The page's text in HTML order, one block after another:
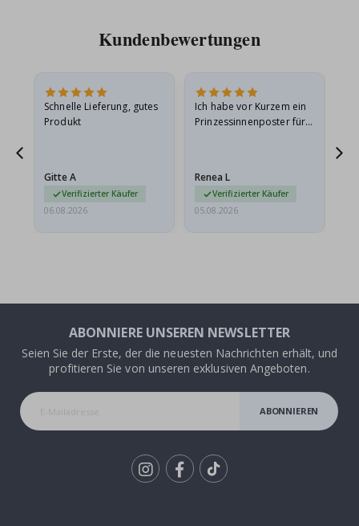
Kundenbewertungen
Schnelle Lieferung, gutes
Produkt
Gitte A
Verifizierter Käufer
06.08.2026
Ich habe vor Kurzem ein
Prinzessinnenposter für
beschädigt…
Renea L
Verifizierter Käufer
05.08.2026
ABONNIERE UNSEREN NEWSLETTER
Seien Sie der Erste, der die neuesten Nachrichten erhält, und
profitieren Sie von unseren exklusiven Angeboten.
ABONNIEREN